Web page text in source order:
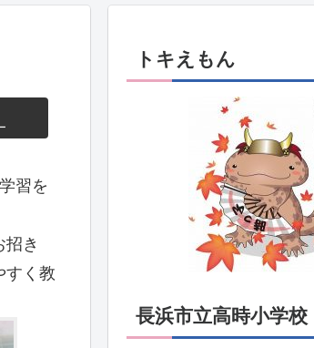
習を
き
すく教
トキえもん
長浜市立高時小学校